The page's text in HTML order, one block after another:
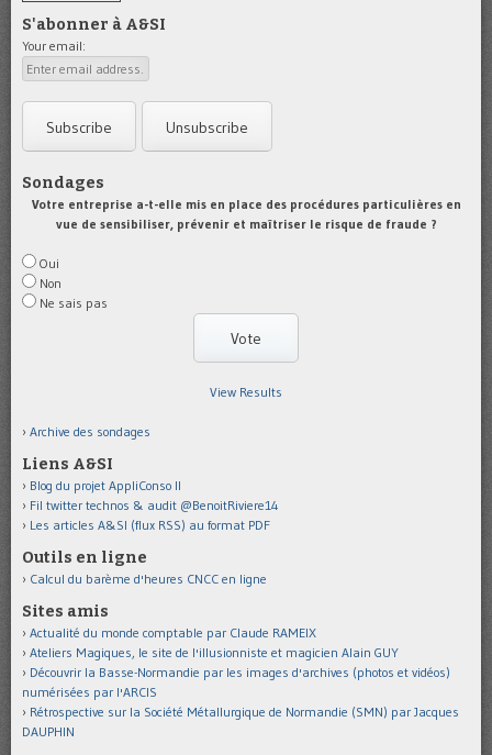
S'abonner à A&SI
Your email:
Sondages
Votre entreprise a-t-elle mis en place des procédures particulières en
vue de sensibiliser, prévenir et maîtriser le risque de fraude ?
Oui
Non
Ne sais pas
View Results
Archive des sondages
Liens A&SI
Blog du projet AppliConso II
Fil twitter technos & audit @BenoitRiviere14
Les articles A&SI (flux RSS) au format PDF
Outils en ligne
Calcul du barème d'heures CNCC en ligne
Sites amis
Actualité du monde comptable par Claude RAMEIX
Ateliers Magiques, le site de l'illusionniste et magicien Alain GUY
Découvrir la Basse-Normandie par les images d'archives (photos et vidéos)
numérisées par l'ARCIS
Rétrospective sur la Société Métallurgique de Normandie (SMN) par Jacques
DAUPHIN